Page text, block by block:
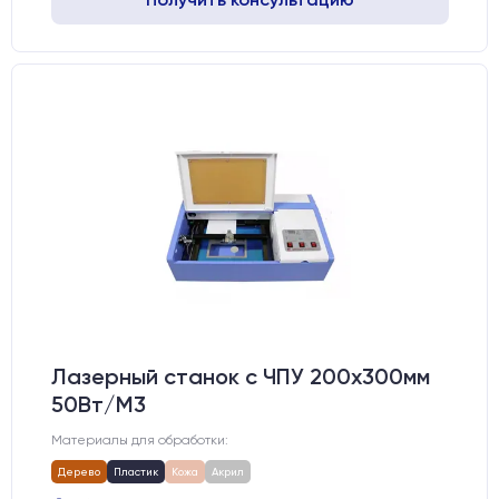
Лазерный станок c ЧПУ 200х300мм
50Вт/М3
Материалы для обработки:
Дерево Пластик Кожа Акрил